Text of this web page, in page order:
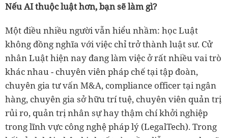
Nếu AI thuộc luật hơn, bạn sẽ làm gì?
Một điều nhiều người vẫn hiểu nhầm: học Luật
không đồng nghĩa với việc chỉ trở thành luật sư. Cử
nhân Luật hiện nay đang làm việc ở rất nhiều vai trò
khác nhau - chuyên viên pháp chế tại tập đoàn,
chuyên gia tư vấn M&A, compliance officer tại ngân
hàng, chuyên gia sở hữu trí tuệ, chuyên viên quản trị
rủi ro, quản trị nhân sự hay thậm chí khởi nghiệp
trong lĩnh vực công nghệ pháp lý (LegalTech). Trong